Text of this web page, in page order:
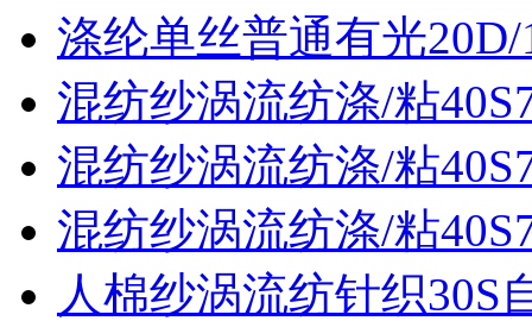
涤纶单丝普通有光20D/
混纺纱涡流纺涤/粘
混纺纱涡流纺涤/粘
混纺纱涡流纺涤/粘
人棉纱涡流纺针织30S